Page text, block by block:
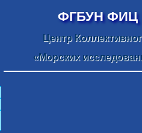
ФГБУН ФИЦ
Центр
«Морских